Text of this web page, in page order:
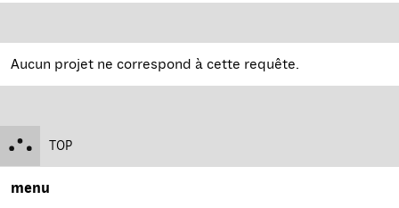
Aucun projet ne correspond à cette requête.
TOP
menu